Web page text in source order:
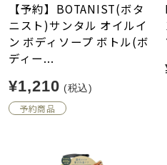
【予約】BOTANIST(ボタ
ニスト)サンタル オイルイ
ン ボディソープ ボトル(ボ
ディー...
¥1,210 (税込)
予約商品